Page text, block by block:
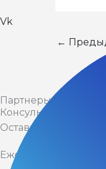
Vk
←
Партнеры Фонда
Консультационный
Оставьте свои
Ежедневно мы